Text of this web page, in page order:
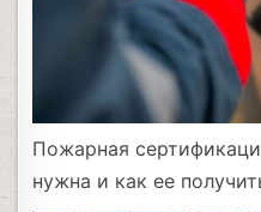
Пожарная
нужна и как ее